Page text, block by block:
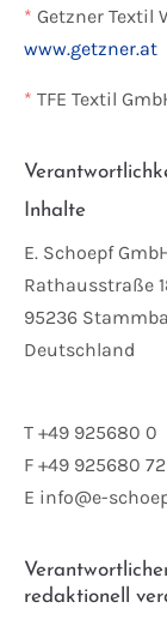
* Getzner Textil
www.getzner.at
* TFE Textil
Inhalte
E. Schoepf
Rathausstraße
95236
Deutschland
T +49 925680 0
F +49 925680 72
E info@e-
redaktionell